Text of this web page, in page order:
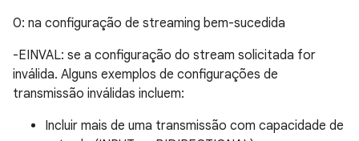
0: na configuração de streaming bem-sucedida
-EINVAL: se a configuração do stream solicitada for
inválida. Alguns exemplos de configurações de
transmissão inválidas incluem:
Incluir mais de uma transmissão com capacidade de